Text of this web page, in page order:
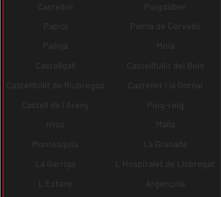
Castellolí
Puigdàlber
Papiol
Palma de Cervelló
Pallejà
Moià
Castellgalí
Castellfullit del Boix
Castellfollit de Riubregós
Castellet i la Gornal
Castell de l´Areny
Puig-reig
rrius
Malla
Montesquiu
La Granada
La Garriga
L´Hospitalet de Llobregat
L´Estany
Argençola